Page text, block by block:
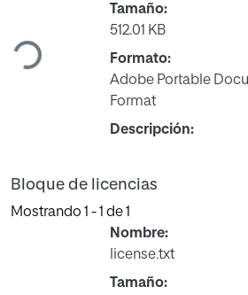
Cargando...
Tamaño:
512.01 KB
Formato:
Adobe Portable
Format
Descripción:
Bloque de licencias
Mostrando 1 - 1 de 1
Nombre:
license.txt
Tamaño: